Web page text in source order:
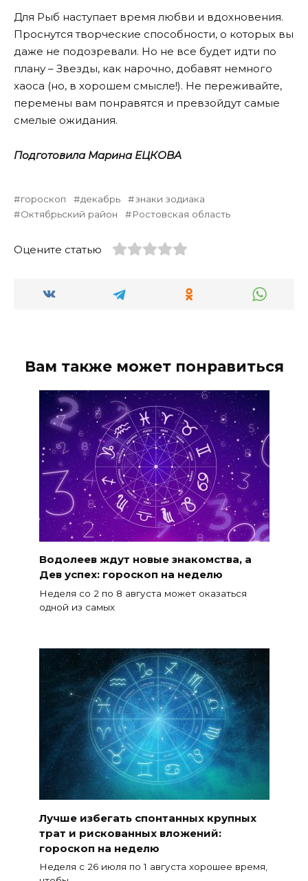
Для Рыб наступает время любви и вдохновения.
Проснутся творческие способности, о которых вы
даже не подозревали. Но не все будет идти по
плану – Звезды, как нарочно, добавят немного
хаоса (но, в хорошем смысле!). Не переживайте,
перемены вам понравятся и превзойдут самые
смелые ожидания.
Подготовила Марина ЕЦКОВА
гороскоп декабрь
знаки зодиака
Октябрьский район
Ростовская область
Оцените статью
Вам также может понравиться
Водолеев ждут новые знакомства, а
Дев успех: гороскоп на неделю
Неделя со 2 по 8 августа может оказаться
одной из самых
Лучше избегать спонтанных крупных
трат и рискованных вложений:
гороскоп на неделю
Неделя с 26 июля по 1 августа хорошее время,